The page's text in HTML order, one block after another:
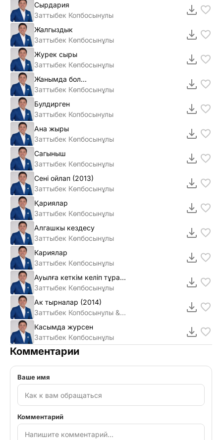
Сырдария
Заттыбек Копбосынулы
Жалгыздык
Заттыбек Көпбосынұлы
Журек сыры
Заттыбек Көпбосынұлы
Жанымда бол...
Заттыбек Көпбосынұлы
Булдирген
Заттыбек Копбосынулы
Ана жыры
Заттыбек Көпбосынұлы
Сагыныш
Заттыбек Көпбосынұлы
Сенi ойлап (2013)
Заттыбек Көпбосынұлы
Қариялар
Заттыбек Көпбосынұлы
Алгашкы кездесу
Заттыбек Көпбосынұлы
Кариялар
Заттыбек Көпбосынұлы
Ауылға кеткім келіп тұрады
Заттыбек Көпбосынұлы
Ак тырналар (2014)
Заттыбек Копбосынулы & Нур-Дастан
Касымда журсен
Заттыбек Көпбосынұлы
Комментарии
Ваше имя
Комментарий